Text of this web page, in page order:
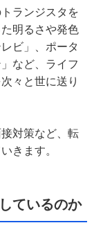
ランジスタを
明るさや発色
ビ」、ポータ
など、ライフ
々と世に送り
対策など、転
きます。
ているのか